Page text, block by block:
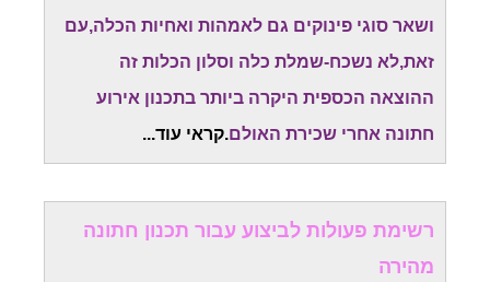
ושאר סוגי פינוקים גם לאמהות ואחיות הכלה,עם
זאת,לא נשכח-שמלת כלה וסלון הכלות זה
ההוצאה הכספית היקרה ביותר בתכנון אירוע
חתונה אחרי שכירת האולם.קראי עוד...
רשימת פעולות לביצוע עבור תכנון חתונה
מהירה